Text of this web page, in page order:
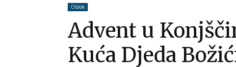
Oblok
Advent u
Kuća Djeda